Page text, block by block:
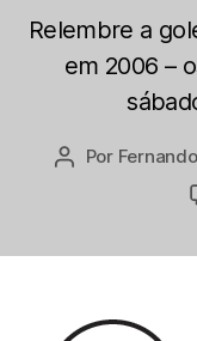
Relembre a
em 2006 –
Autor
Por